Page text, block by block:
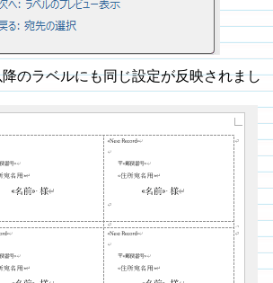
のラベルにも同じ設定が反映されまし